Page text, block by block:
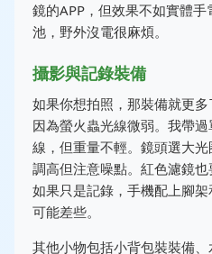
鏡的APP，但效果不如實體
池，野外沒電很麻煩。
攝影與記錄裝備
如果你想拍照，那裝備就更
因為螢火蟲光線微弱。我帶
線，但重量不輕。鏡頭選大
調高但注意噪點。紅色濾鏡也
如果只是記錄，手機配上腳
可能差些。
其他小物包括小背包裝裝備